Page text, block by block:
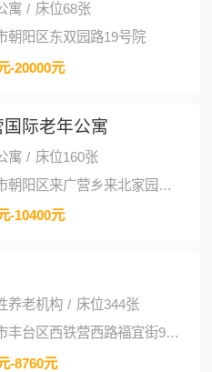
寓 / 床位68张
朝阳区东双园路19号院
-20000元
际老年公寓
寓 / 床位160张
北京市朝阳区来广营乡来北家园小区10号楼
-10400元
养老机构 / 床位344张
北京市丰台区西铁营西路福宜街9号院3号楼
-8760元